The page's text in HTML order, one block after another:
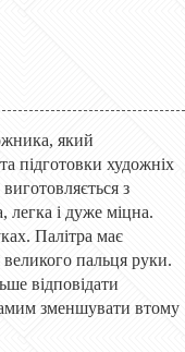
який
підготовки художніх
з
легка і дуже міцна.
Палітра має
пальця руки.
відповідати
зменшувати втому